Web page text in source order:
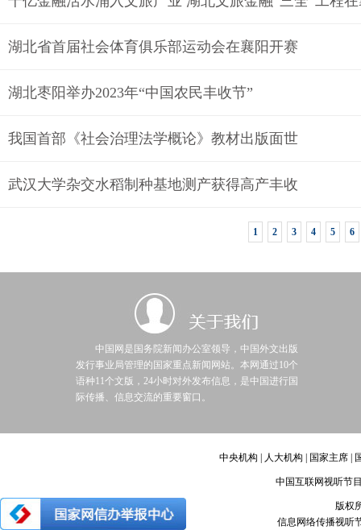
湖北省首届社会体育俱乐部运动会在襄阳开赛
湖北枣阳举办2023年“中国农民丰收节”
我国首部《社会治理法学概论》教材出版面世
武汉大学杂交水稻制种基地测产获得高产丰收
1 2 3 4 5 6